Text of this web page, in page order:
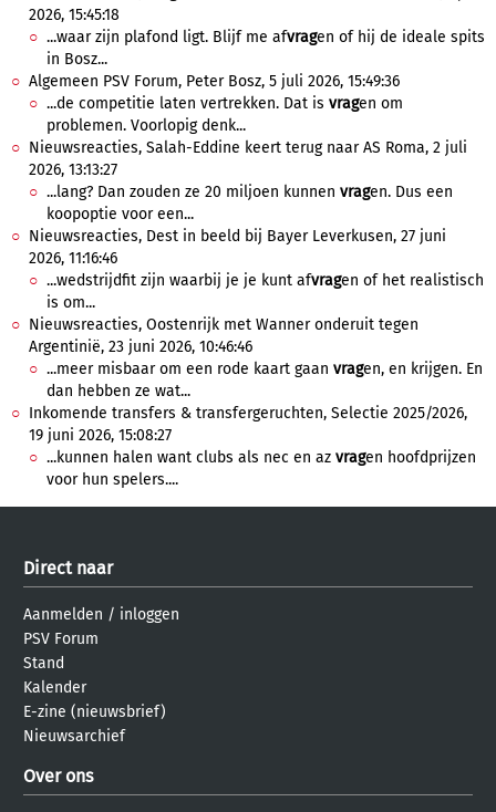
2026, 15:45:18
...waar zijn plafond ligt. Blijf me afvragen of hij de ideale spits
in Bosz...
Algemeen PSV Forum, Peter Bosz, 5 juli 2026, 15:49:36
...de competitie laten vertrekken. Dat is vragen om
problemen. Voorlopig denk...
Nieuwsreacties, Salah-Eddine keert terug naar AS Roma, 2 juli
2026, 13:13:27
...lang? Dan zouden ze 20 miljoen kunnen vragen. Dus een
koopoptie voor een...
Nieuwsreacties, Dest in beeld bij Bayer Leverkusen, 27 juni
2026, 11:16:46
...wedstrijdfit zijn waarbij je je kunt afvragen of het realistisch
is om...
Nieuwsreacties, Oostenrijk met Wanner onderuit tegen
Argentinië, 23 juni 2026, 10:46:46
...meer misbaar om een rode kaart gaan vragen, en krijgen. En
dan hebben ze wat...
Inkomende transfers & transfergeruchten, Selectie 2025/2026,
19 juni 2026, 15:08:27
...kunnen halen want clubs als nec en az vragen hoofdprijzen
voor hun spelers....
Direct naar
Aanmelden / inloggen
PSV Forum
Stand
Kalender
E-zine (nieuwsbrief)
Nieuwsarchief
Over ons